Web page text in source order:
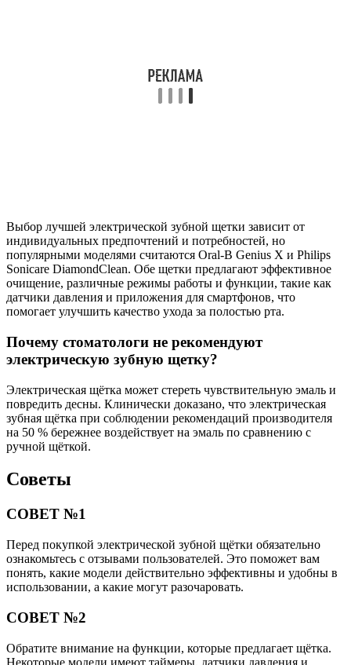
Выбор лучшей электрической зубной щетки зависит от
индивидуальных предпочтений и потребностей, но
популярными моделями считаются Oral-B Genius X и Philips
Sonicare DiamondClean. Обе щетки предлагают эффективное
очищение, различные режимы работы и функции, такие как
датчики давления и приложения для смартфонов, что
помогает улучшить качество ухода за полостью рта.
Почему стоматологи не рекомендуют
электрическую зубную щетку?
Электрическая щётка может стереть чувствительную эмаль и
повредить десны. Клинически доказано, что электрическая
зубная щётка при соблюдении рекомендаций производителя
на 50 % бережнее воздействует на эмаль по сравнению с
ручной щёткой.
Советы
СОВЕТ №1
Перед покупкой электрической зубной щётки обязательно
ознакомьтесь с отзывами пользователей. Это поможет вам
понять, какие модели действительно эффективны и удобны в
использовании, а какие могут разочаровать.
СОВЕТ №2
Обратите внимание на функции, которые предлагает щётка.
Некоторые модели имеют таймеры, датчики давления и